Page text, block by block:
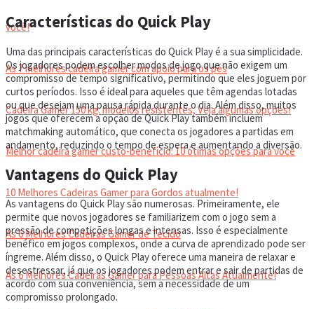
você!
As 7 melhores cadeira gamer com apoio para os pés
Cadeira Gamer 150 kg: modelos resistentes, Veja algumas opções!
Melhor cadeira gamer custo-benefício: 10 ótimas opções para você
10 Melhores Cadeiras Gamer para Gordos atualmente!
As 6 Melhores Cadeiras Gamer de Tecido
As 6 Melhores Cadeiras Gamer para Pessoas Altas Atualmente!
Características do Quick Play
Uma das principais características do Quick Play é a sua simplicidade.
Os jogadores podem escolher modos de jogo que não exigem um
compromisso de tempo significativo, permitindo que eles joguem por
curtos períodos. Isso é ideal para aqueles que têm agendas lotadas
ou que desejam uma pausa rápida durante o dia. Além disso, muitos
jogos que oferecem a opção de Quick Play também incluem
matchmaking automático, que conecta os jogadores a partidas em
andamento, reduzindo o tempo de espera e aumentando a diversão.
Vantagens do Quick Play
As vantagens do Quick Play são numerosas. Primeiramente, ele
permite que novos jogadores se familiarizem com o jogo sem a
pressão de competições longas e intensas. Isso é especialmente
benéfico em jogos complexos, onde a curva de aprendizado pode ser
íngreme. Além disso, o Quick Play oferece uma maneira de relaxar e
desestressar, já que os jogadores podem entrar e sair de partidas de
acordo com sua conveniência, sem a necessidade de um
compromisso prolongado.